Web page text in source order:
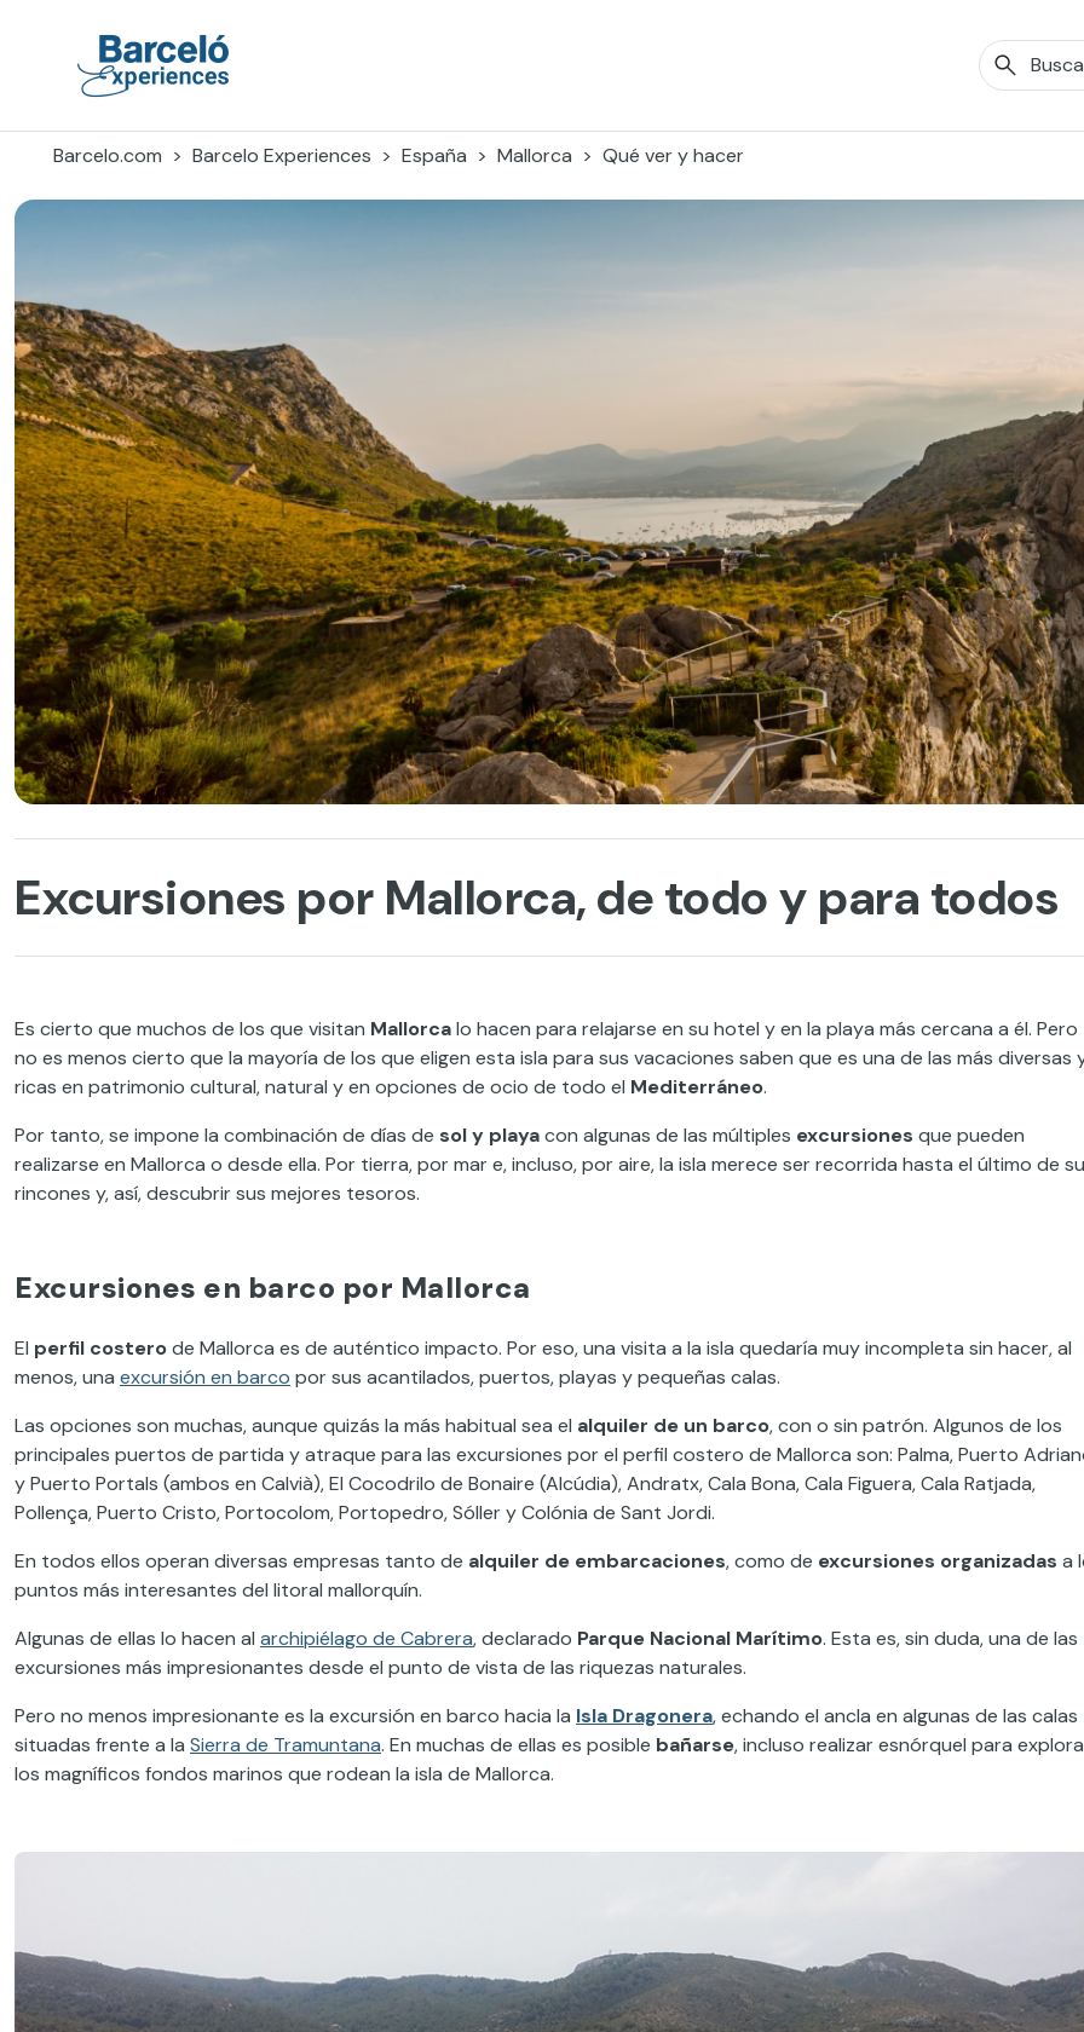
Barcelo.com
Barcelo Experiences España Mallorca Qué ver y hacer
Excursiones por Mallorca, de todo y para todos
Es cierto que muchos de los que visitan Mallorcalo hacen para relajarse en su hotel y en la playa más cercana a él. Pero
no es menos cierto que la mayoría de los que eligen esta isla para sus vacaciones saben que es una de las más diversas
ricas en patrimonio cultural, natural y en opciones de ocio de todo el Mediterráneo.
Por tanto, se impone la combinación de días de sol y playacon algunas de las múltiples excursiones que pueden
realizarse en Mallorca o desde ella. Por tierra, por mar e, incluso, por aire, la isla merece ser recorrida hasta el último de
rincones y, así, descubrir sus mejores tesoros.
Excursiones en barco por Mallorca
El perfil costerode Mallorca es de auténtico impacto. Por eso, una visita a la isla quedaría muy incompleta sin hacer, al
menos, una excursión en barco por sus acantilados, puertos, playas y pequeñas calas.
Las opciones son muchas, aunque quizás la más habitual sea el alquiler de un barco, con o sin patrón. Algunos de los
principales puertos de partida y atraque para las excursiones por el perfil costero de Mallorca son: Palma, Puerto
y Puerto Portals (ambos en Calvià), El Cocodrilo de Bonaire (Alcúdia), Andratx, Cala Bona, Cala Figuera, Cala Ratjada,
Pollença, Puerto Cristo, Portocolom, Portopedro, Sóller y Colónia de Sant Jordi.
En todos ellos operan diversas empresas tanto de alquiler de embarcaciones, como de excursiones organizadas a
puntos más interesantes del litoral mallorquín.
Algunas de ellas lo hacen al archipiélago de Cabrera, declarado Parque Nacional Marítimo. Esta es, sin duda, una de las
excursiones más impresionantes desde el punto de vista de las riquezas naturales.
Pero no menos impresionante es la excursión en barco hacia la Isla Dragonera, echando el ancla en algunas de las calas
situadas frente a la Sierra de Tramuntana. En muchas de ellas es posible bañarse, incluso realizar esnórquel para
los magníficos fondos marinos que rodean la isla de Mallorca.